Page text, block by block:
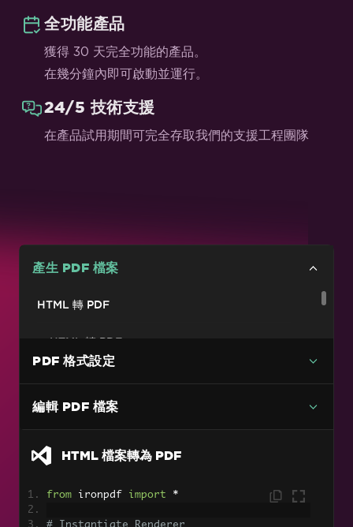
全功能產品
獲得 30 天完全功能的產品。
在幾分鐘內即可啟動並運行。
24/5 技術支援
在產品試用期間可完全存取我們的支援工程團隊
產生 PDF 檔案
HTML 轉 PDF
HTML 轉 PDF
HTML 檔案轉為 PDF
轉換圖片
支援多頁面的 TIFF 轉 PDF 功能
嵌入位圖與圖片
PDF 格式設定
編輯 PDF 檔案
HTML 檔案轉為 PDF
from ironpdf import *